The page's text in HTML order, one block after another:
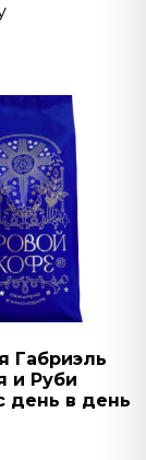
Габриэль
и Руби
день в день